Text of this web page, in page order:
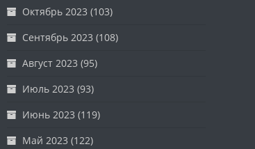
Октябрь 2023 (103)
Сентябрь 2023 (108)
Август 2023 (95)
Июль 2023 (93)
Июнь 2023 (119)
Май 2023 (122)